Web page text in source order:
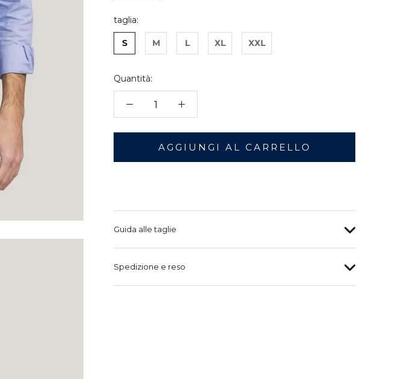
taglia:
S M L XL XXL
Quantità:
AGGIUNGI AL CARRELLO
Guida alle taglie
Spedizione e reso